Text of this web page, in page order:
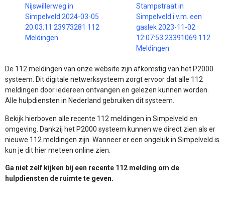
Nijswillerweg in
Simpelveld 2024-03-05
20:03:11 23973281 112
Meldingen
Stampstraat in
Simpelveld i.v.m. een
gaslek 2023-11-02
12:07:53 23391069 112
Meldingen
De 112 meldingen van onze website zijn afkomstig van het P2000
systeem. Dit digitale netwerksysteem zorgt ervoor dat alle 112
meldingen door iedereen ontvangen en gelezen kunnen worden.
Alle hulpdiensten in Nederland gebruiken dit systeem.
Bekijk hierboven alle recente 112 meldingen in Simpelveld en
omgeving. Dankzij het P2000 systeem kunnen we direct zien als er
nieuwe 112 meldingen zijn. Wanneer er een ongeluk in Simpelveld is
kun je dit hier meteen online zien.
Ga niet zelf kijken bij een recente 112 melding om de
hulpdiensten de ruimte te geven.